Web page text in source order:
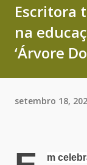
Escritora
na
‘Árvore
setembro 18,
m